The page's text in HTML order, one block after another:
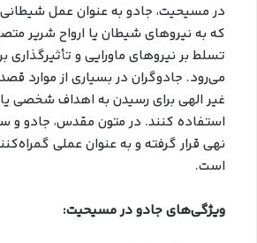
در مسیحیت، جادو به عنوان عمل
که به نیروهای شیطان یا ارواح شریر
تسلط بر نیروهای ماورایی و تأثیرگذاری
می‌رود. جادوگران در بسیاری از موارد
غیر الهی برای رسیدن به اهداف شخصی
استفاده کنند. در متون مقدس، جادو و
نهی قرار گرفته و به عنوان عملی
است.
ویژگی‌های جادو در مسیحیت: